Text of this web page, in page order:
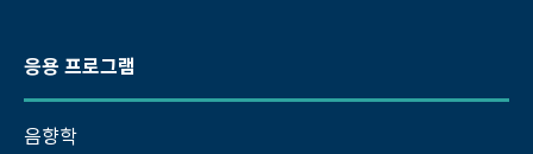
응용 프로그램
음향학